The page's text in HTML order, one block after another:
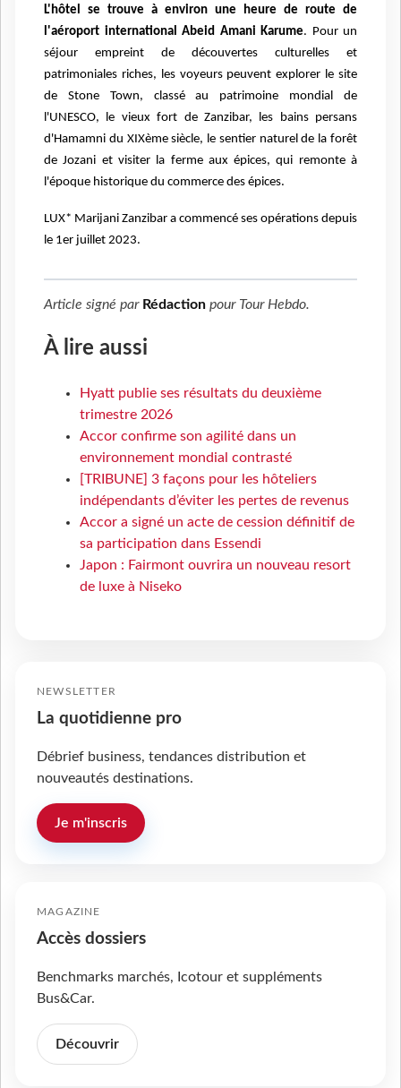
L'hôtel se trouve à environ une heure de route de
l'aéroport international Abeid Amani Karume. Pour un
séjour empreint de découvertes culturelles et
patrimoniales riches, les voyeurs peuvent explorer le site
de Stone Town, classé au patrimoine mondial de
l'UNESCO, le vieux fort de Zanzibar, les bains persans
d'Hamamni du XIXème siècle, le sentier naturel de la forêt
de Jozani et visiter la ferme aux épices, qui remonte à
l'époque historique du commerce des épices.
LUX* Marijani Zanzibar a commencé ses opérations depuis
le 1er juillet 2023.
Article signé par Rédaction pour Tour Hebdo.
À lire aussi
Hyatt publie ses résultats du deuxième
trimestre 2026
Accor confirme son agilité dans un
environnement mondial contrasté
[TRIBUNE] 3 façons pour les hôteliers
indépendants d’éviter les pertes de revenus
Accor a signé un acte de cession définitif de
sa participation dans Essendi
Japon : Fairmont ouvrira un nouveau resort
de luxe à Niseko
NEWSLETTER
La quotidienne pro
Débrief business, tendances distribution et
nouveautés destinations.
Je m'inscris
MAGAZINE
Accès dossiers
Benchmarks marchés, Icotour et suppléments
Bus&Car.
Découvrir